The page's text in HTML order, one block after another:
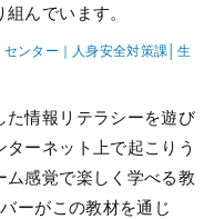
んでいます。
ンター｜人身安全対策課│生
た情報リテラシーを遊び
ーネット上で起こりう
感覚で楽しく学べる教
ーがこの教材を通じ